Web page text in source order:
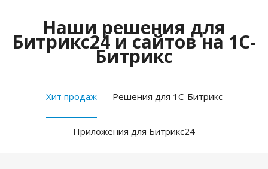
Наши решения для
Битрикс24 и сайтов на 1С-
Битрикс
Хит продаж Решения для 1С-Битрикс
Приложения для Битрикс24